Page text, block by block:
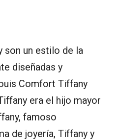
son un estilo de la
diseñadas y
Comfort Tiffany
era el hijo mayor
famoso
de joyería, Tiffany y